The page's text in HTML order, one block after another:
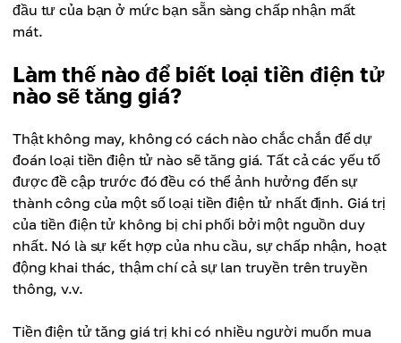
đầu tư của bạn ở mức bạn sẵn sàng chấp nhận mất
mát.
Làm thế nào để biết loại tiền điện tử
nào sẽ tăng giá?
Thật không may, không có cách nào chắc chắn để dự
đoán loại tiền điện tử nào sẽ tăng giá. Tất cả các yếu tố
được đề cập trước đó đều có thể ảnh hưởng đến sự
thành công của một số loại tiền điện tử nhất định. Giá trị
của tiền điện tử không bị chi phối bởi một nguồn duy
nhất. Nó là sự kết hợp của nhu cầu, sự chấp nhận, hoạt
động khai thác, thậm chí cả sự lan truyền trên truyền
thông, v.v.
Tiền điện tử tăng giá trị khi có nhiều người muốn mua